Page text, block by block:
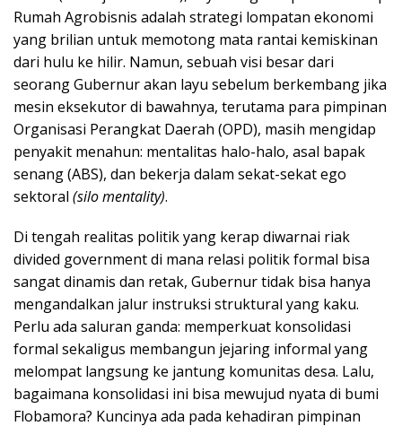
Rumah Agrobisnis adalah strategi lompatan ekonomi
yang brilian untuk memotong mata rantai kemiskinan
dari hulu ke hilir. Namun, sebuah visi besar dari
seorang Gubernur akan layu sebelum berkembang jika
mesin eksekutor di bawahnya, terutama para pimpinan
Organisasi Perangkat Daerah (OPD), masih mengidap
penyakit menahun: mentalitas halo-halo, asal bapak
senang (ABS), dan bekerja dalam sekat-sekat ego
sektoral (silo mentality).
Di tengah realitas politik yang kerap diwarnai riak
divided government di mana relasi politik formal bisa
sangat dinamis dan retak, Gubernur tidak bisa hanya
mengandalkan jalur instruksi struktural yang kaku.
Perlu ada saluran ganda: memperkuat konsolidasi
formal sekaligus membangun jejaring informal yang
melompat langsung ke jantung komunitas desa. Lalu,
bagaimana konsolidasi ini bisa mewujud nyata di bumi
Flobamora? Kuncinya ada pada kehadiran pimpinan